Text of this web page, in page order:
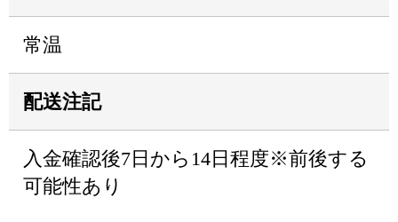
常温
配送注記
入金確認後7日から14日程度※前後する
可能性あり